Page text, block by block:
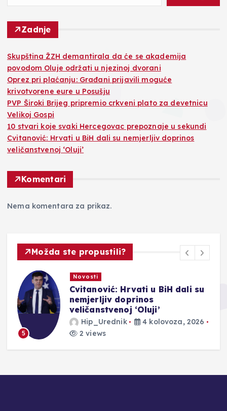
Zadnje
Skupština ŽZH demantirala da će se akademija
povodom Oluje održati u njezinoj dvorani
Oprez pri plaćanju: Građani prijavili moguće
krivotvorene eure u Posušju
PVP Široki Brijeg pripremio crkveni plato za devetnicu
Velikoj Gospi
10 stvari koje svaki Hercegovac prepoznaje u sekundi
Cvitanović: Hrvati u BiH dali su nemjerljiv doprinos
veličanstvenoj ‘Oluji’
Komentari
Nema komentara za prikaz.
Možda ste propustili?
5
Novosti
Cvitanović: Hrvati u BiH dali su
nemjerljiv doprinos
veličanstvenoj ‘Oluji’
Hip_Urednik
4 kolovoza, 2026
2 views